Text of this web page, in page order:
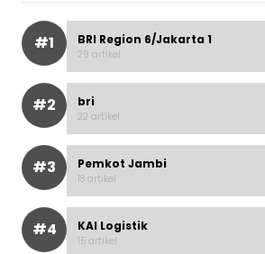
#1 BRI Region 6/Jakarta 1
29 artikel
#2 bri
22 artikel
#3 Pemkot Jambi
18 artikel
#4 KAI Logistik
15 artikel